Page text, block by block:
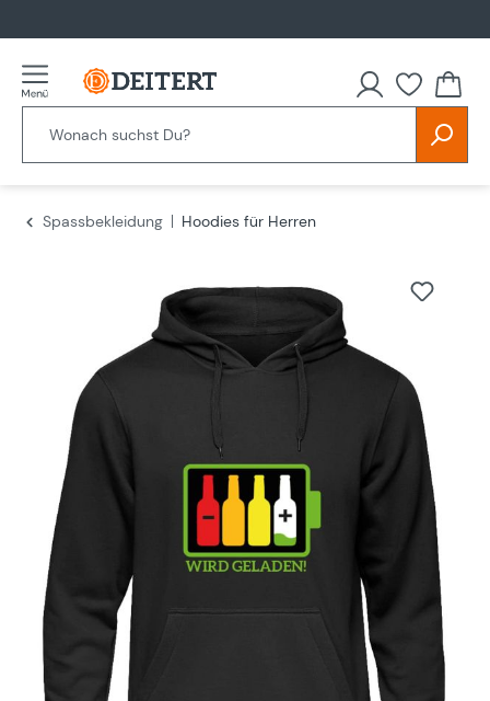
Spassbekleidung
Hoodies für Herren